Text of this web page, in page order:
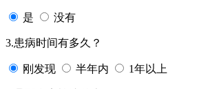
是 没有
3.患病时间有多久？
刚发现 半年内 1年以上